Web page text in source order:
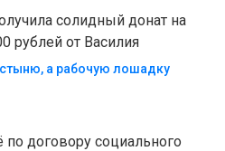
солидный донат на
рублей от Василия
а рабочую лошадку
договору социального